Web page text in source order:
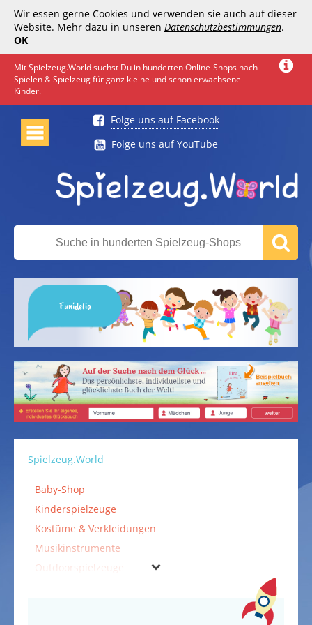
Wir essen gerne Cookies und verwenden sie auch auf dieser
Website. Mehr dazu in unseren Datenschutzbestimmungen.
OK
Mit Spielzeug.World suchst Du in hunderten Online-Shops nach
Spielen & Spielzeug für ganz kleine und schon erwachsene
Kinder.
Folge uns auf Facebook
Folge uns auf YouTube
Funidelia
Spielzeug.World
Baby-Shop
Kinderspielzeuge
Kostüme & Verkleidungen
Musikinstrumente
Outdoorspielzeuge